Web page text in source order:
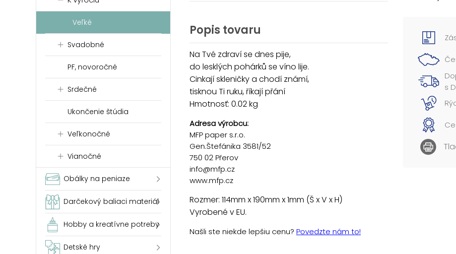
Veľké
Svadobné
PF, novoročné
Srdečné
Ukončenie štúdia
Veľkonočné
Vianočné
Obálky na peniaze
Darčekový baliaci materiál
Hobby a kreatívne potreby
Detské hry
Popis tovaru
Na Tvé zdraví se dnes pije,
do lesklých pohárků se víno lije.
Cinkají skleničky a chodí známí,
tisknou Ti ruku, říkají přání
Hmotnosť: 0.02 kg
Adresa výrobcu:
MFP paper s.r.o.
Gen.Štefánika 3581/52
750 02 Přerov
info@mfp.cz
www.mfp.cz
Rozmer: 114mm x 190mm x 1mm (Š x V x H)
Vyrobené v EU.
Našli ste niekde lepšiu cenu? Povedzte nám to!
s